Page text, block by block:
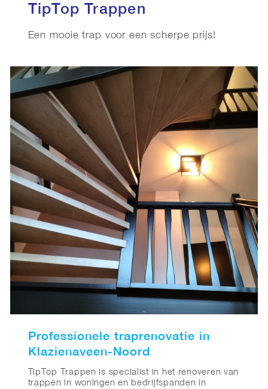
TipTop Trappen
Een mooie trap voor een scherpe prijs!
Professionele traprenovatie in
Klazienaveen-Noord
TipTop Trappen is specialist in het renoveren van
trappen in woningen en bedrijfspanden in